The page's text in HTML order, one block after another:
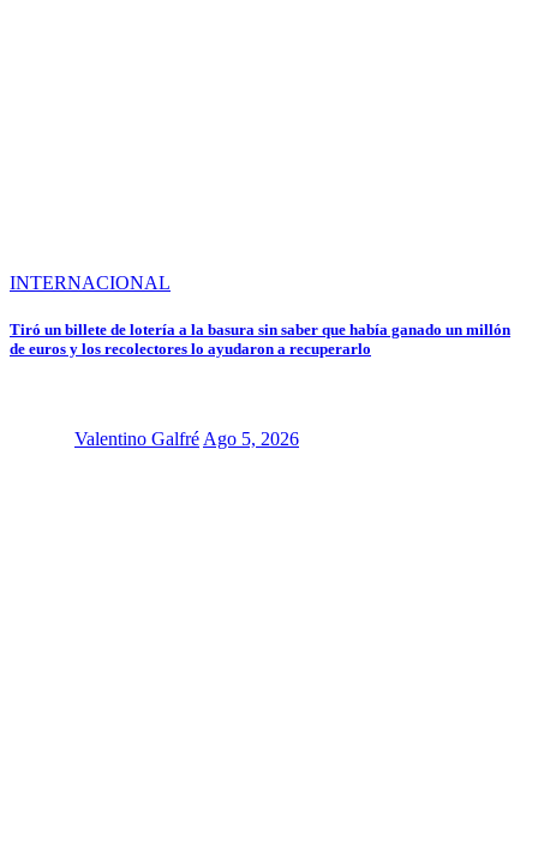
INTERNACIONAL
Tiró un billete de lotería a la basura sin saber que había ganado un millón
de euros y los recolectores lo ayudaron a recuperarlo
Valentino GalfréAgo 5, 2026